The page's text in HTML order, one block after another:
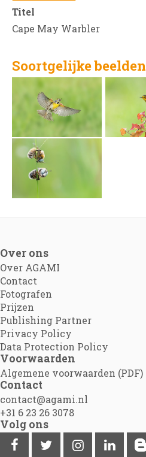
Titel
Cape May Warbler
Soortgelijke beelden
Over ons
Over AGAMI
Contact
Fotografen
Prijzen
Publishing Partner
Privacy Policy
Data Protection Policy
Voorwaarden
Algemene voorwaarden (PDF)
Contact
contact@agami.nl
+31 6 23 26 3078
Volg ons